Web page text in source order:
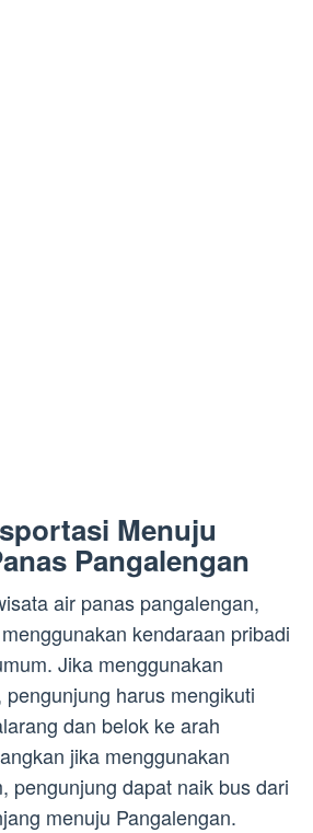
Menuju
Pangalengan
air panas pangalengan,
kendaraan pribadi
Jika menggunakan
harus mengikuti
dan belok ke arah
jika menggunakan
pengunjung dapat naik bus dari
menuju Pangalengan.